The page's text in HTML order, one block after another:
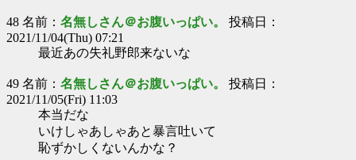
48 名前： 名無しさん＠お腹いっぱい。 投稿日：
2021/11/04(Thu) 07:21
最近あの失礼野郎来ないな
49 名前： 名無しさん＠お腹いっぱい。 投稿日：
2021/11/05(Fri) 11:03
本当だな
いけしゃあしゃあと暴言吐いて
恥ずかしくないんかな？